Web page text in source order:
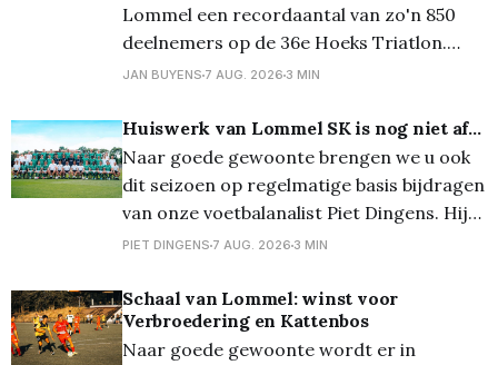
Lommel een recordaantal van zo'n 850
deelnemers op de 36e Hoeks Triatlon.
Door de voorspelde tropische
maatregelen om de wedstrijden veilig te
laten verlopen. De kwart-, sprint- en
triotriatlon zijn volledig volzet en ook de
vernieuwde Just 4
JAN BUYENS 7 AUG. 2026 3 MIN
Huiswerk van Lommel SK is nog niet af...
Naar goede gewoonte brengen we u ook
dit seizoen op regelmatige basis bijdragen
van onze voetbalanalist Piet Dingens. Hij
fileerde voor ons de ploeg die het moet
League... Lee Johnson is een toffe pee.
Laat daar geen twijfel over bestaan. Maar
in HBvL bekijkt
PIET DINGENS 7 AUG. 2026 3 MIN
Schaal van Lommel: winst voor
Verbroedering en Kattenbos
Naar goede gewoonte wordt er in